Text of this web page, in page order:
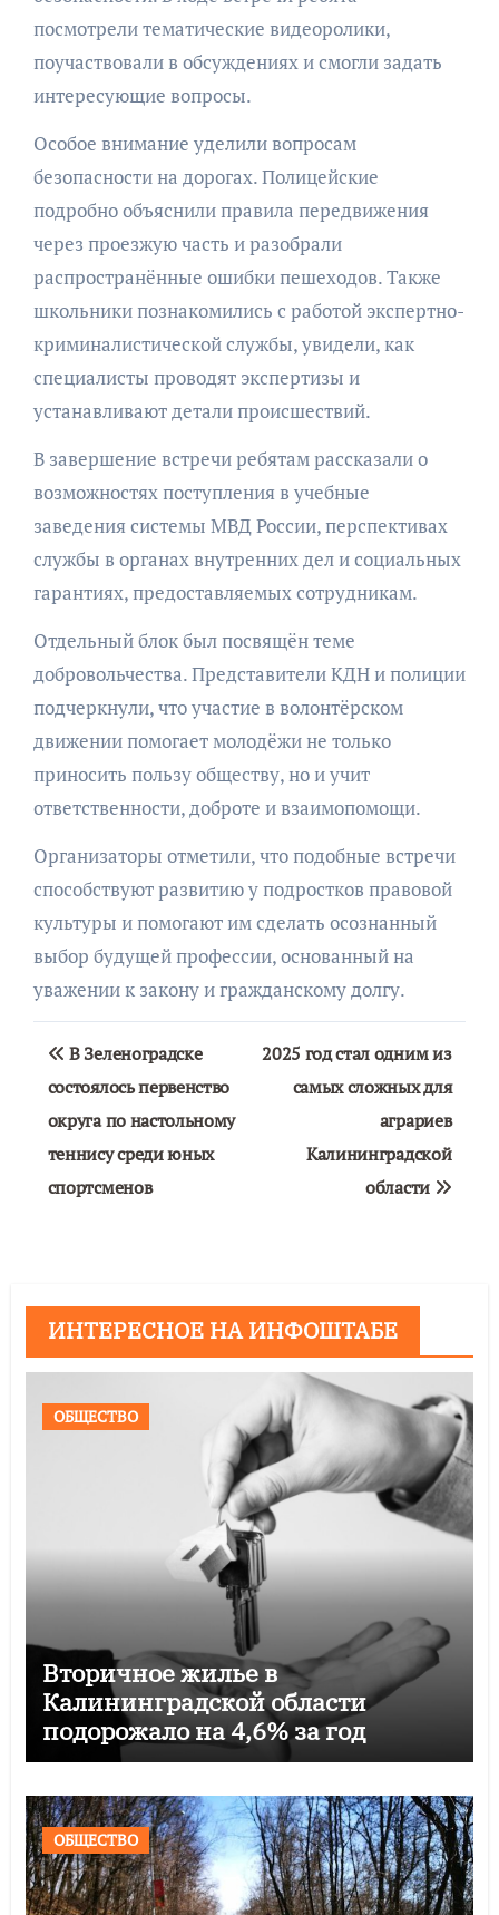
посмотрели тематические видеоролики,
поучаствовали в обсуждениях и смогли задать
интересующие вопросы.
Особое внимание уделили вопросам
безопасности на дорогах. Полицейские
подробно объяснили правила передвижения
через проезжую часть и разобрали
распространённые ошибки пешеходов. Также
школьники познакомились с работой экспертно-
криминалистической службы, увидели, как
специалисты проводят экспертизы и
устанавливают детали происшествий.
В завершение встречи ребятам рассказали о
возможностях поступления в учебные
заведения системы МВД России, перспективах
службы в органах внутренних дел и социальных
гарантиях, предоставляемых сотрудникам.
Отдельный блок был посвящён теме
добровольчества. Представители КДН и полиции
подчеркнули, что участие в волонтёрском
движении помогает молодёжи не только
приносить пользу обществу, но и учит
ответственности, доброте и взаимопомощи.
Организаторы отметили, что подобные встречи
способствуют развитию у подростков правовой
культуры и помогают им сделать осознанный
выбор будущей профессии, основанный на
уважении к закону и гражданскому долгу.
Навигация
по
записям
В Зеленоградске
состоялось первенство
округа по настольному
теннису среди юных
спортсменов
2025 год стал одним из
самых сложных для
аграриев
Калининградской
области
ИНТЕРЕСНОЕ НА ИНФОШТАБЕ
ОБЩЕСТВО
Вторичное жилье в
Калининградской области
подорожало на 4,6% за год
ОБЩЕСТВО